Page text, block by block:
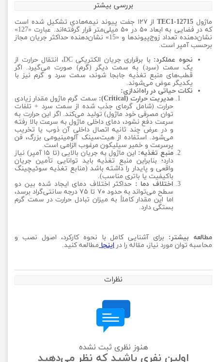
بررسی بیشتر
ماژول TEC1-12715
از ۱۲۷ جفت پیوند نیمه‌هادی تشکیل شده است
که در فضایی به ابعاد ۵۰ در ۵۰ میلی‌متر قرار گرفته‌اند. عبارت «127»
نشان‌دهنده تعداد زوج‌پیوندها و «15» نشان‌دهنده حداکثر جریان مجاز
برحسب آمپر است.
نحوه عملکرد:
با برقراری جریان الکتریکی DC، انتقال حرارت از
یک سمت (سرد) به سمت دیگر (گرم) صورت می‌گیرد. اگر
قطب‌های منبع تغذیه جابجا شوند، سمت سرد و گرم نیز با
یکدیگر عوض می‌شوند.
نکات حیاتی در راه‌اندازی:
مدیریت حرارت (Critical):
سمت گرم ماژول مقدار زیادی
حرارت (شامل گرمای جذب شده از سمت سرد + تلفات
توان مصرفی خود ماژول) تولید می‌کند. اگر این حرارت به
سرعت دفع نشود، دمای داخلی ماژول به سرعت بالا رفته
و در عرض چند ثانیه اتصال داخلی آن ذوب یا تخریب
می‌شود. استفاده از هیت‌سینک آلومینیومی بزرگ، فن
پرسرعت و خمیر سیلیکون مرغوب الزامی است.
منبع تغذیه:
این ماژول به جریان بالایی (تا ۱۵ آمپر) نیاز
دارد؛ بنابراین منبع تغذیه باید توانایی تأمین جریان
واقعی و پایدار را داشته باشد (منابع تغذیه سوئیچینگ
باکیفیت یا باتری مناسب).
اختلاف دما : حداکثر اختلاف دمای ایجاد شده بین دو
سطح می‌تواند به حدود ۷۰ تا ۷۵ درجه سانتی‌گراد برسد،
اما این مقدار کاملاً به میزان تبادل حرارت در سمت گرم
بستگی دارد.
مطالعه بیشتر: برای آشنایی کامل با نحوه کارکرد، اصول نصب و
محاسبه توان مورد نیاز، مقاله را در اینجامطالعه کنید.
نظرات
هنوز نظری ثبت نشده
اولین نفری باشید که نظر می‌دهید